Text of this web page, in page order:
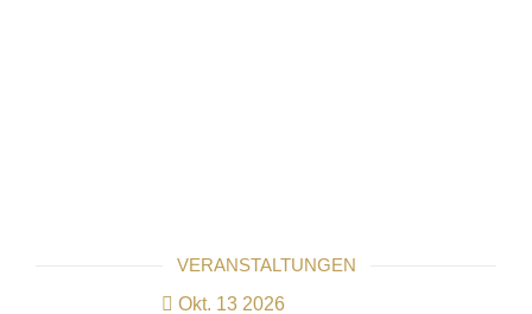
VERANSTALTUNGEN
Okt. 13 2026